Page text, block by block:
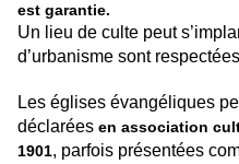
est garantie.
Un lieu de culte peut
d’urbanisme sont
Les églises évangéliques
déclarées en association
1901, parfois présentées